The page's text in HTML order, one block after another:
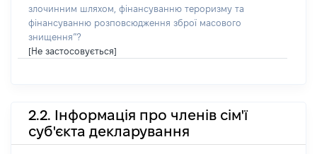
злочинним шляхом, фінансуванню тероризму та
фінансуванню розповсюдження зброї масового
знищення”?
[Не застосовується]
2.2. Інформація про членів сім'ї
суб'єкта декларування